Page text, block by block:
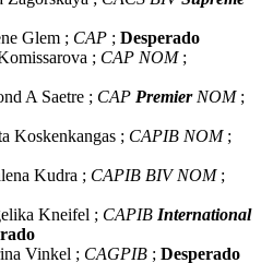
Glem ; CAP ; Desperado
; CAP NOM;
A Saetre ; CAP PremierNOM;
Koskenkangas ; CAPIB NOM;
Kudra ; CAPIB BIV NOM;
Kneifel ; CAPIB International
Vinkel ; CAGPIB ; Desperado